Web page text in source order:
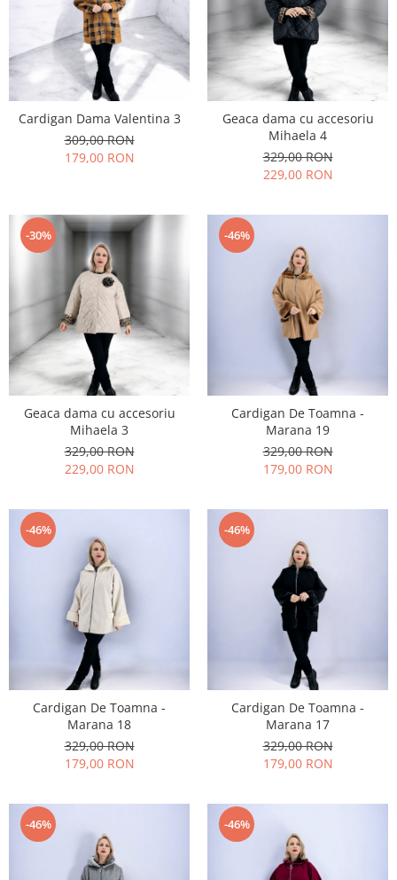
Cardigan Dama Valentina 3
309,00 RON
179,00 RON
Geaca dama cu accesoriu
Mihaela 4
329,00 RON
229,00 RON
-30%
Geaca dama cu accesoriu
Mihaela 3
329,00 RON
229,00 RON
-46%
Cardigan De Toamna -
Marana 19
329,00 RON
179,00 RON
-46%
Cardigan De Toamna -
Marana 18
329,00 RON
179,00 RON
-46%
Cardigan De Toamna -
Marana 17
329,00 RON
179,00 RON
-46% -46%